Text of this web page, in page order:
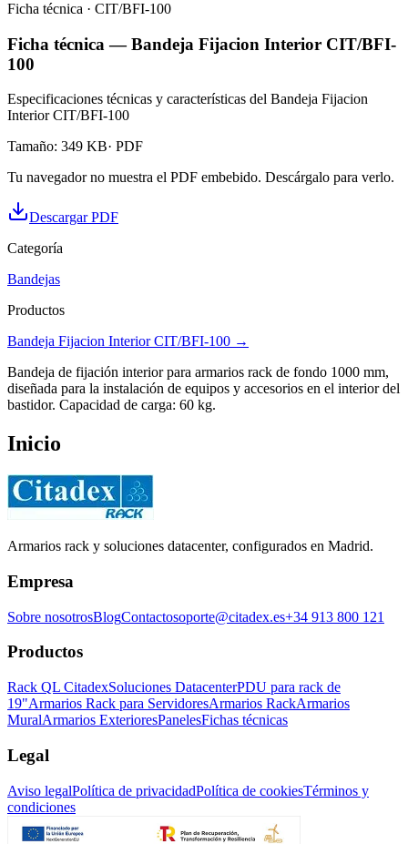
Ficha técnica · CIT/BFI-100
Ficha técnica — Bandeja Fijacion Interior CIT/BFI-
100
Especificaciones técnicas y características del Bandeja Fijacion
Interior CIT/BFI-100
Tamaño: 349 KB· PDF
Tu navegador no muestra el PDF embebido. Descárgalo para verlo.
Descargar PDF
Categoría
Bandejas
Productos
Bandeja Fijacion Interior CIT/BFI-100 →
Bandeja de fijación interior para armarios rack de fondo 1000 mm,
diseñada para la instalación de equipos y accesorios en el interior del
bastidor. Capacidad de carga: 60 kg.
Inicio
Armarios rack y soluciones datacenter, configurados en Madrid.
Empresa
Sobre nosotrosBlogContactosoporte@citadex.es+34 913 800 121
Productos
Rack QL CitadexSoluciones DatacenterPDU para rack de
19"Armarios Rack para ServidoresArmarios RackArmarios
MuralArmarios ExterioresPanelesFichas técnicas
Legal
Aviso legalPolítica de privacidadPolítica de cookiesTérminos y
condiciones